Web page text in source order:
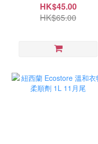
HK$45.00
HK$65.00